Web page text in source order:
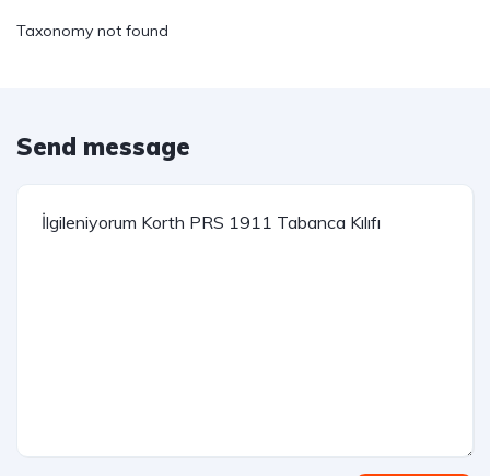
Taxonomy not found
Send message